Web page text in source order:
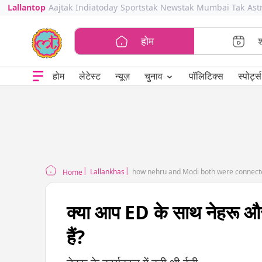
Lallantop Aajtak Indiatoday Sportstak Newstak Mumbai Tak
होम
होम लेटेस्ट न्यूज़ चुनाव ⌄ पॉलिटिक्स स्पोर्ट्स
Home Lallankhas how nehru and Modi both were
क्या आप ED के साथ नेहरू
हैं?